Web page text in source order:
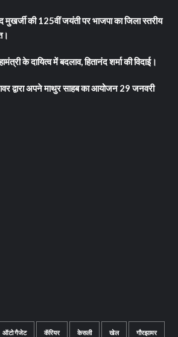
मुखर्जी की 125वीं जयंती पर भाजपा का जिला स्तरीय
के दायित्व में बदलाव, हितानंद शर्मा की विदाई।
द्वारा अपने माथुर साहब का आयोजन 29 जनवरी
ऑटो गैजेट कॅरियर केसली खेल गौरझामर